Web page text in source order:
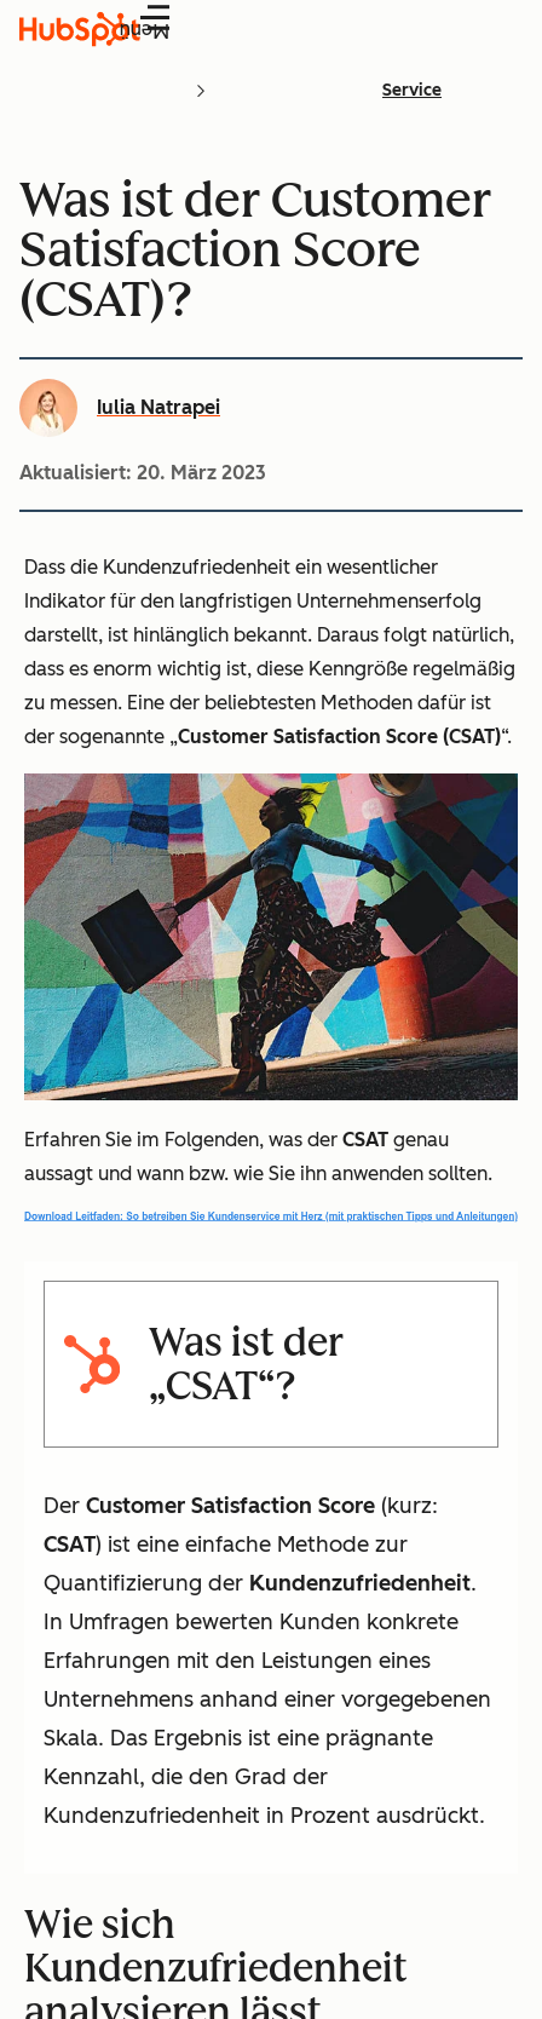
Menü
Service
Was ist der Customer
Satisfaction Score
(CSAT)?
Iulia Natrapei
Aktualisiert: 20. März 2023
Dass die Kundenzufriedenheit ein wesentlicher
Indikator für den langfristigen Unternehmenserfolg
darstellt, ist hinlänglich bekannt. Daraus folgt natürlich,
dass es enorm wichtig ist, diese Kenngröße regelmäßig
zu messen. Eine der beliebtesten Methoden dafür ist
der sogenannte „Customer Satisfaction Score (CSAT)“.
Erfahren Sie im Folgenden, was der CSAT genau
aussagt und wann bzw. wie Sie ihn anwenden sollten.
Was ist der
„CSAT“?
Der Customer Satisfaction Score (kurz:
CSAT) ist eine einfache Methode zur
Quantifizierung der Kundenzufriedenheit.
In Umfragen bewerten Kunden konkrete
Erfahrungen mit den Leistungen eines
Unternehmens anhand einer vorgegebenen
Skala. Das Ergebnis ist eine prägnante
Kennzahl, die den Grad der
Kundenzufriedenheit in Prozent ausdrückt.
Wie sich
Kundenzufriedenheit